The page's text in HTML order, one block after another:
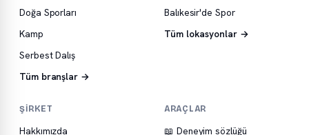
Doğa Sporları
Kamp
Serbest Dalış
Tüm branşlar →
Balıkesir'de Spor
Tüm lokasyonlar →
ŞIRKET
Hakkımızda
ARAÇLAR
📖 Deneyim sözlüğü